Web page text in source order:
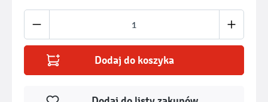
Ilość produktu: Wprowadź żądaną ilość
Dodaj do koszyka